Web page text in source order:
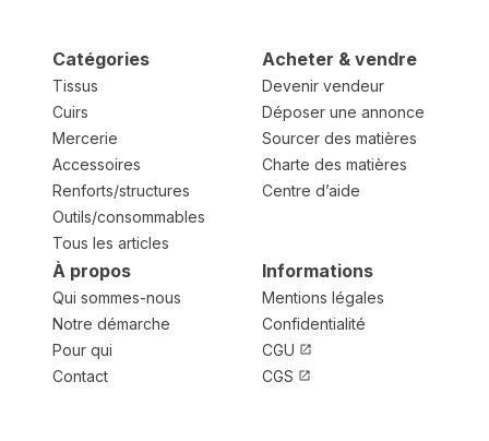
Catégories
Tissus
Cuirs
Mercerie
Accessoires
Renforts/structures
Outils/consommables
Tous les articles
Acheter & vendre
Devenir vendeur
Déposer une annonce
Sourcer des matières
Charte des matières
Centre d’aide
À propos
Qui sommes-nous
Notre démarche
Pour qui
Contact
Informations
Mentions légales
Confidentialité
CGU
CGS